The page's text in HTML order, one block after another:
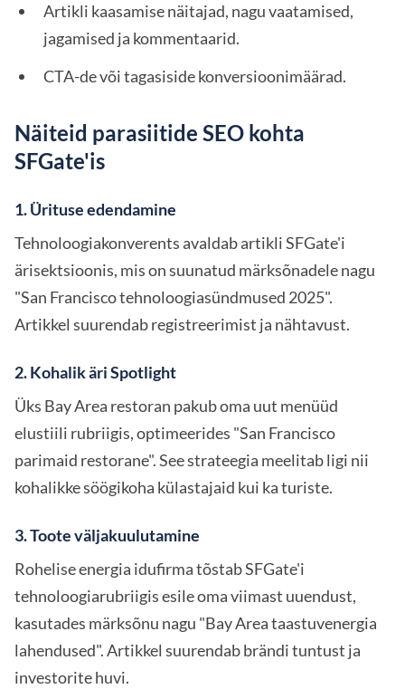
Artikli kaasamise näitajad, nagu vaatamised,
jagamised ja kommentaarid.
CTA-de või tagasiside konversioonimäärad.
Näiteid parasiitide SEO kohta
SFGate'is
1. Ürituse edendamine
Tehnoloogiakonverents avaldab artikli SFGate'i
ärisektsioonis, mis on suunatud märksõnadele nagu
"San Francisco tehnoloogiasündmused 2025".
Artikkel suurendab registreerimist ja nähtavust.
2. Kohalik äri Spotlight
Üks Bay Area restoran pakub oma uut menüüd
elustiili rubriigis, optimeerides "San Francisco
parimaid restorane". See strateegia meelitab ligi nii
kohalikke söögikoha külastajaid kui ka turiste.
3. Toote väljakuulutamine
Rohelise energia idufirma tõstab SFGate'i
tehnoloogiarubriigis esile oma viimast uuendust,
kasutades märksõnu nagu "Bay Area taastuvenergia
lahendused". Artikkel suurendab brändi tuntust ja
investorite huvi.